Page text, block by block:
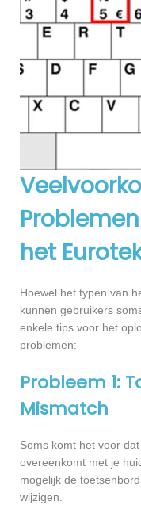
het
Hoewel het typen van
kunnen gebruikers
enkele tips voor het
problemen:
Probleem 1:
Mismatch
Soms komt het voor
overeenkomt met je
mogelijk de
wijzigen.